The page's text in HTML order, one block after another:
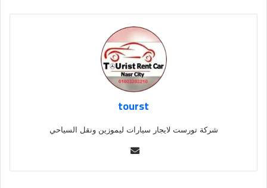
tourst
شركة تورست لايجار سيارات ليموزين ونقل السياحي